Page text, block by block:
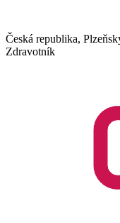
Česká republika,
Zdravotník